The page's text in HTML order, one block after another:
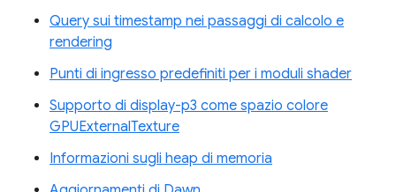
Query sui timestamp nei passaggi di calcolo e
rendering
Punti di ingresso predefiniti per i moduli shader
Supporto di display-p3 come spazio colore
GPUExternalTexture
Informazioni sugli heap di memoria